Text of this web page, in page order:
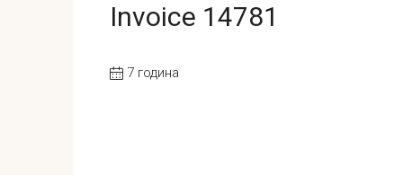
Invoice 14781
7 година